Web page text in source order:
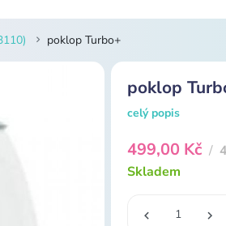
poklop Turbo+
poklop
celý popis
499,00 Kč /
Skladem